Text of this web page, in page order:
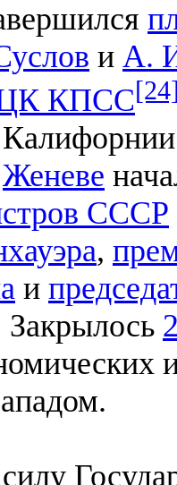
и А.
ЦК КПСС
Женеве
СССР
,
и
Закрылось